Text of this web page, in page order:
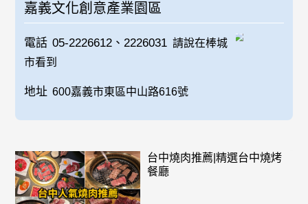
嘉義文化創意產業園區
電話 05-2226612、2226031 請說在棒城
市看到
地址 600嘉義市東區中山路616號
台中燒肉推薦|精選台中燒烤
餐廳